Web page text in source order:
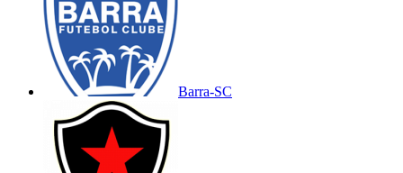
Barra-SC